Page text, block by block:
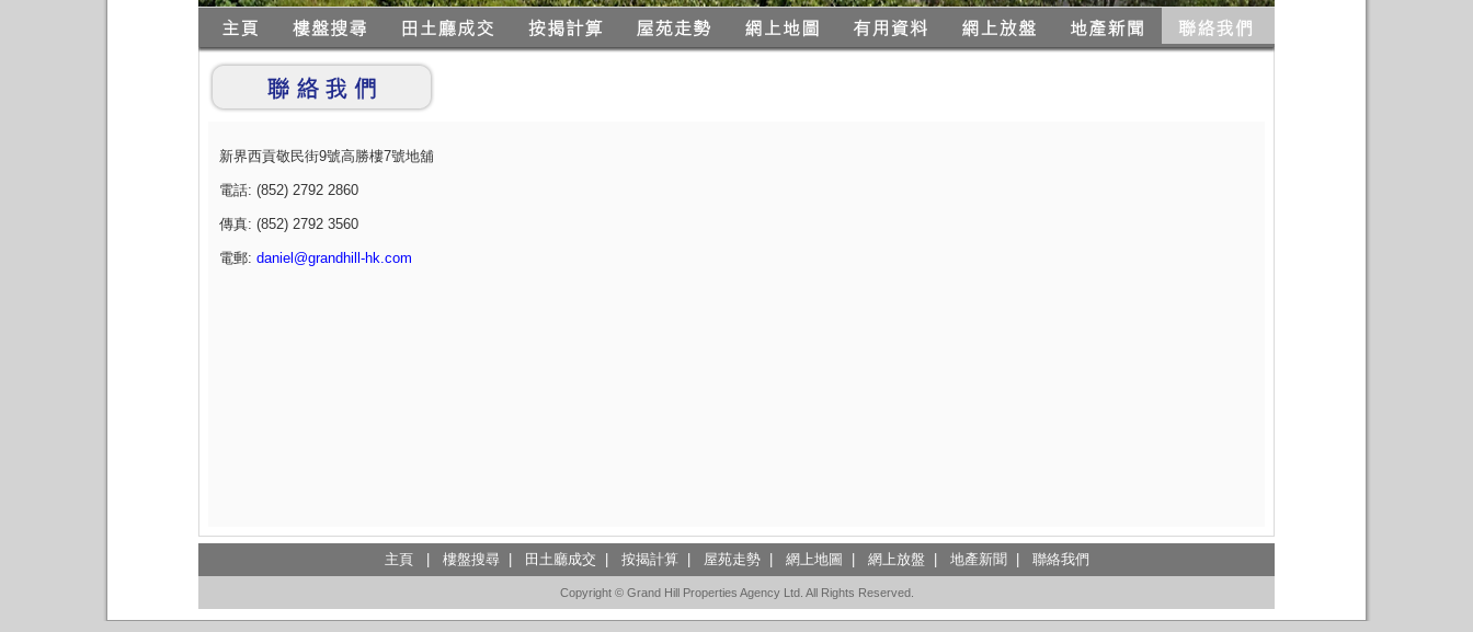
新界西貢敬民街9號高勝樓7號地舖
電話: (852) 2792 2860
傳真: (852) 2792 3560
電郵: daniel@grandhill-hk.com
主頁| 樓盤搜尋| 田土廳成交 按揭計算| 屋苑走勢| 網上地圖 網上放盤 地產新聞 聯絡我們
Copyright © Grand Hill Properties Agency Ltd. All Rights Reserved.